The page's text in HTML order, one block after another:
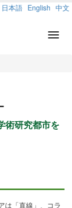
日本語 English 中文
術研究都市を
は「直線」、コラ